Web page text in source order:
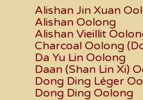
Alishan Jin Xuan
Alishan Oolong
Alishan Vieillit
Charcoal Oolong
Da Yu Lin Oolong
Daan (Shan Lin Xi)
Dong Ding Léger
Dong Ding Oolong